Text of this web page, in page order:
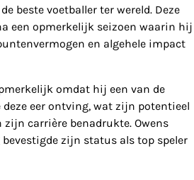
beste voetballer ter wereld. Deze
een opmerkelijk seizoen waarin hij
en algehele impact
omdat hij een van de
deze eer ontving, wat zijn potentieel
carrière benadrukte. Owens
bevestigde zijn status als top speler